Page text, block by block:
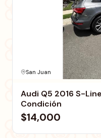
San Juan
Audi Q5 2016 S-
Condición
$14,000